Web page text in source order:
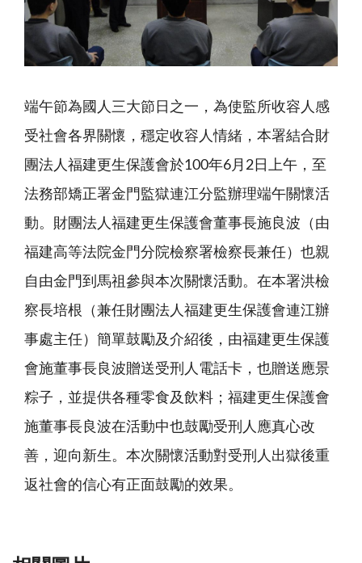
端午節為國人三大節日之一，為使監所收容人感
受社會各界關懷，穩定收容人情緒，本署結合財
團法人福建更生保護會於100年6月2日上午，至
法務部矯正署金門監獄連江分監辦理端午關懷活
動。財團法人福建更生保護會董事長施良波（由
福建高等法院金門分院檢察署檢察長兼任）也親
自由金門到馬祖參與本次關懷活動。在本署洪檢
察長培根（兼任財團法人福建更生保護會連江辦
事處主任）簡單鼓勵及介紹後，由福建更生保護
會施董事長良波贈送受刑人電話卡，也贈送應景
粽子，並提供各種零食及飲料；福建更生保護會
施董事長良波在活動中也鼓勵受刑人應真心改
善，迎向新生。本次關懷活動對受刑人出獄後重
返社會的信心有正面鼓勵的效果。